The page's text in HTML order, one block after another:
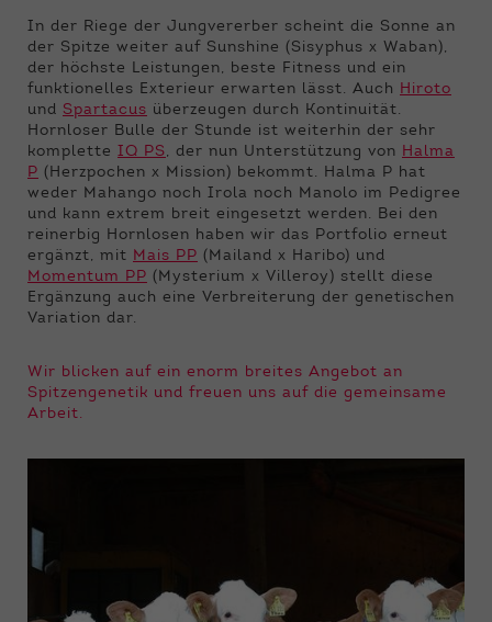
In der Riege der Jungvererber scheint die Sonne an
der Spitze weiter auf Sunshine (Sisyphus x Waban),
der höchste Leistungen, beste Fitness und ein
funktionelles Exterieur erwarten lässt. Auch Hiroto
und Spartacus überzeugen durch Kontinuität.
Hornloser Bulle der Stunde ist weiterhin der sehr
komplette IQ PS, der nun Unterstützung von Halma
P (Herzpochen x Mission) bekommt. Halma P hat
weder Mahango noch Irola noch Manolo im Pedigree
und kann extrem breit eingesetzt werden. Bei den
reinerbig Hornlosen haben wir das Portfolio erneut
ergänzt, mit Mais PP (Mailand x Haribo) und
Momentum PP (Mysterium x Villeroy) stellt diese
Ergänzung auch eine Verbreiterung der genetischen
Variation dar.
Wir blicken auf ein enorm breites Angebot an
Spitzengenetik und freuen uns auf die gemeinsame
Arbeit.